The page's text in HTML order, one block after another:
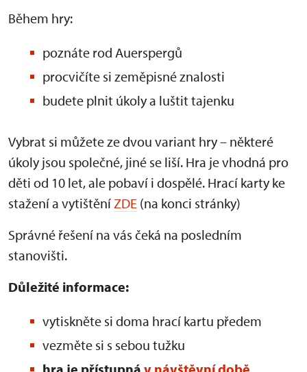
Během hry:
poznáte rod Auerspergů
procvičíte si zeměpisné znalosti
budete plnit úkoly a luštit tajenku
Vybrat si můžete ze dvou variant hry – některé
úkoly jsou společné, jiné se liší. Hra je vhodná pro
děti od 10 let, ale pobaví i dospělé. Hrací karty ke
stažení a vytištění ZDE (na konci stránky)
Správné řešení na vás čeká na posledním
stanovišti.
Důležité informace:
vytiskněte si doma hrací kartu předem
vezměte si s sebou tužku